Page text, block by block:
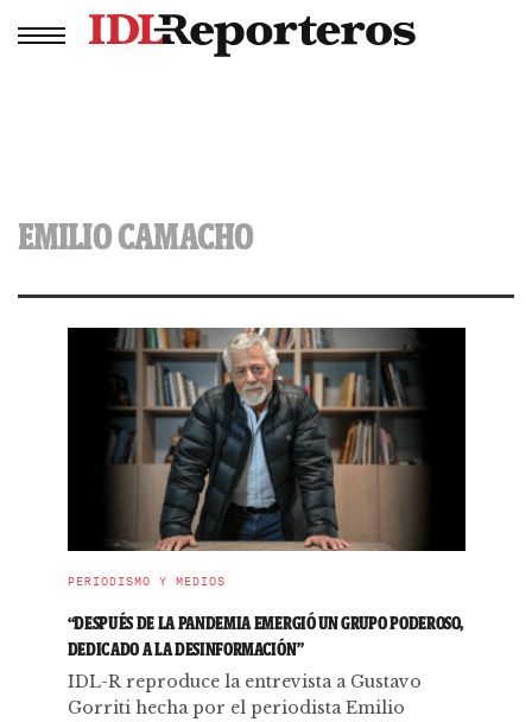
EMILIO CAMACHO
PERIODISMO Y MEDIOS
“DESPUÉS DE LA PANDEMIA EMERGIÓ UN GRUPO PODEROSO,
DEDICADO A LA DESINFORMACIÓN”
IDL-R reproduce la entrevista a Gustavo
Gorriti hecha por el periodista Emilio